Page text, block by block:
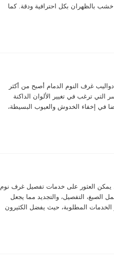
بالظهران بكل احترافية ودقة. كما
غرف النوم الدمام أصبح من أكثر
ترغب في تغيير الألوان الداكنة
في إخفاء الخدوش والعيوب البسيطة،
يمكن العثور على خدمات تفصيل غرف نوم
الصبغ، التفصيل، والتجديد مما يجعل
الخدمات المطلوبة، حيث يفضل الكثيرون